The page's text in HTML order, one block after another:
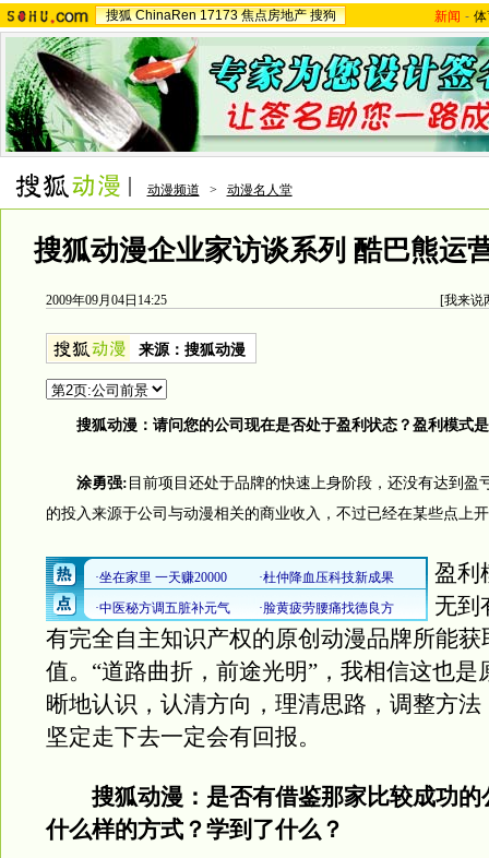
搜狐 ChinaRen 17173 焦点房地产 搜狗 新闻 -
动漫频道 > 动漫名人堂
搜狐动漫企业家访谈系列 酷巴熊运
2009年09月04日14:25 [我来说
来源： 搜狐动漫
搜狐动漫：请问您的公司现在是否处于盈利状态？盈利模式
涂勇强: 目前项目还处于品牌的快速上身阶段，还没有达到盈
的投入来源于公司与动漫相关的商业收入，不过已经在某些点上
盈利
无到
有完全自主知识产权的原创动漫品牌所能获
值。“道路曲折，前途光明”，我相信这也是
晰地认识，认清方向，理清思路，调整方法
坚定走下去一定会有回报。
搜狐动漫：是否有借鉴那家比较成功的
什么样的方式？学到了什么？